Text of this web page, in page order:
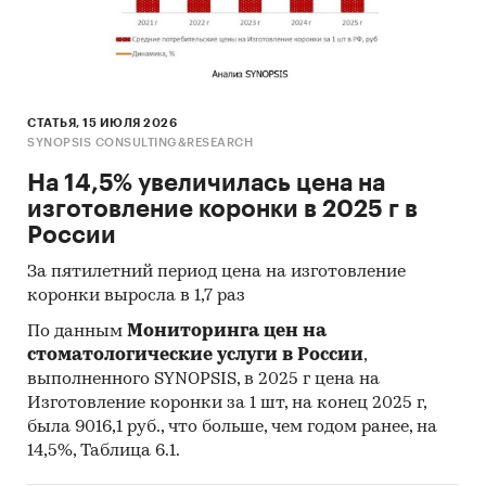
численность потребителей
стоматологических услуг
численность оказанных стоматологических
цены на стоматологические приемы
оборот рынка стоматологии
уровень потребления стоматологических
услуг и затраты на обслуживание
В обзоре приводятся следующие
детализации:
сектора рынка:бюджетный,
коммерческий
формы собственности
стоматологических учреждений:
государственная, частная
СТАТЬЯ, 15 ИЮЛЯ 2026
SYNOPSIS CONSULTING&RESEARCH
На 14,5% увеличилась цена на
изготовление коронки в 2025 г в
России
За пятилетний период цена на изготовление
коронки выросла в 1,7 раз
По данным Мониторинга цен на
стоматологические услуги в России,
выполненного SYNOPSIS, в 2025 г цена на
Изготовление коронки за 1 шт, на конец 2025 г,
была 9016,1 руб., что больше, чем годом ранее, на
14,5%, Таблица 6.1.